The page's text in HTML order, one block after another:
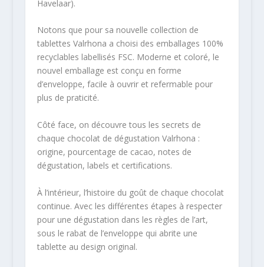
Havelaar).
Notons que pour sa nouvelle collection de
tablettes Valrhona a choisi des emballages 100%
recyclables labellisés FSC. Moderne et coloré, le
nouvel emballage est conçu en forme
d’enveloppe, facile à ouvrir et refermable pour
plus de praticité.
Côté face, on découvre tous les secrets de
chaque chocolat de dégustation Valrhona :
origine, pourcentage de cacao, notes de
dégustation, labels et certifications.
À l’intérieur, l’histoire du goût de chaque chocolat
continue. Avec les différentes étapes à respecter
pour une dégustation dans les règles de l’art,
sous le rabat de l’enveloppe qui abrite une
tablette au design original.